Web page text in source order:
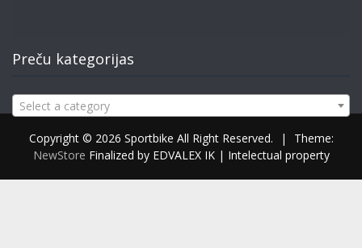
Preču kategorijas
Select a category
Copyright © 2026 Sportbike All Right Reserved. |
Theme:
NewStore Finalized by EDVALEX IK | Intelectual property